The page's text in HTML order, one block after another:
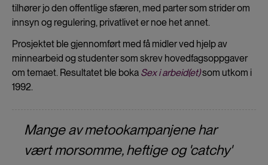
tilhører jo den offentlige sfæren, med parter som strider om
innsyn og regulering, privatlivet er noe het annet.
Prosjektet ble gjennomført med få midler ved hjelp av
minnearbeid og studenter som skrev hovedfagsoppgaver
om temaet. Resultatet ble boka Sex i arbeid(et)som utkom i
1992.
Mange av metookampanjene har
vært morsomme, heftige og 'catchy'